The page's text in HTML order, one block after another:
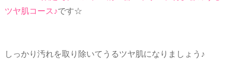
ツヤ肌コース♪です☆
しっかり汚れを取り除いてうるツヤ肌になりましょう♪